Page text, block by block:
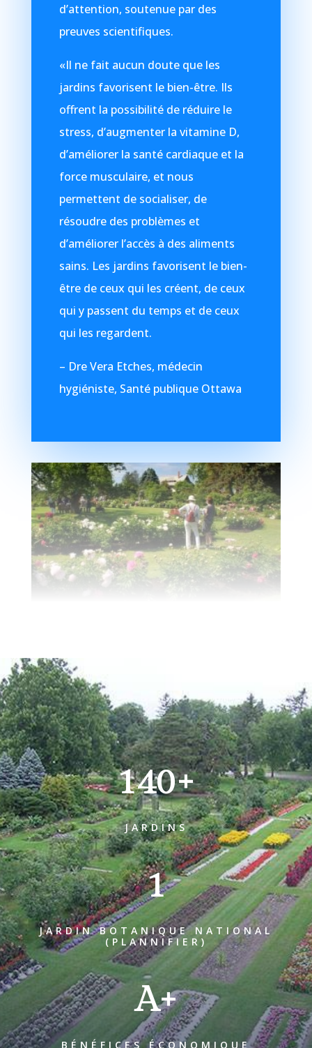
d’attention, soutenue par des
preuves scientifiques.
«Il ne fait aucun doute que les
jardins favorisent le bien-être. Ils
offrent la possibilité de réduire le
stress, d’augmenter la vitamine D,
d’améliorer la santé cardiaque et la
force musculaire, et nous
permettent de socialiser, de
résoudre des problèmes et
d’améliorer l’accès à des aliments
sains. Les jardins favorisent le bien-
être de ceux qui les créent, de ceux
qui y passent du temps et de ceux
qui les regardent.
– Dre Vera Etches, médecin
hygiéniste, Santé publique Ottawa
140+
JARDINS
1
JARDIN BOTANIQUE NATIONAL
(PLANNIFIER)
A+
BÉNÉFICES ÉCONOMIQUE